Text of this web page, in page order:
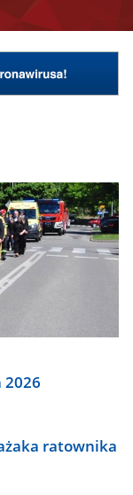
2026
ratownika